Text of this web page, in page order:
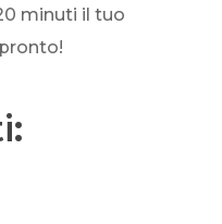
minuti il tuo